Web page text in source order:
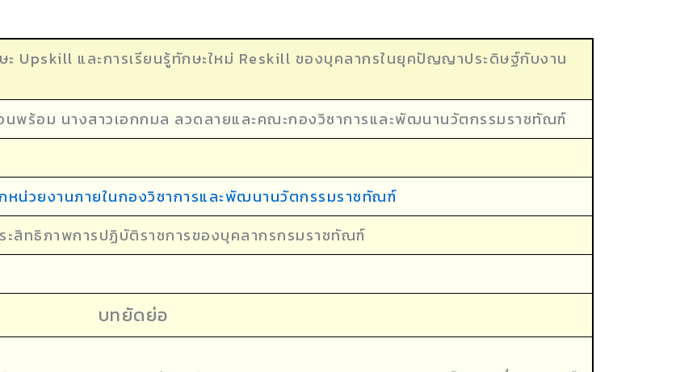
Upskill และการเรียนรู้ทักษะใหม่ Reskill ของบุคลากรในยุคปัญญาประดิษฐ์กับงาน
นพร้อม นางสาวเอกกมล ลวดลายและคณะกองวิชาการและพัฒนานวัตกรรมราชทัณฑ์
หน่วยงานภายในกองวิชาการและพัฒนานวัตกรรมราชทัณฑ์
ะสิทธิภาพการปฏิบัติราชการของบุคลากรกรมราชทัณฑ์
บทยัดย่อ